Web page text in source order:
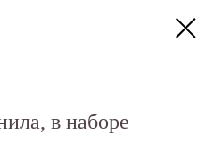
в наборе